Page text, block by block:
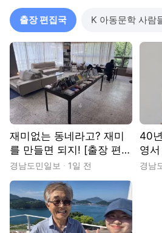
출장 편집국 K 아동문학 사람
재미없는 동네라고? 재미
를 만들면 되지! [출장 편집
국]
경남도민일보 1일 전
40
영
편집
경남